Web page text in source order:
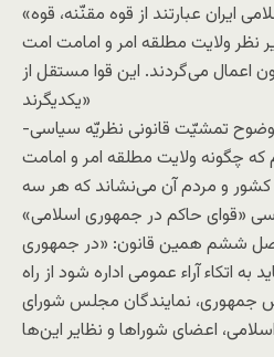
«قوای حاکم در جمهوری اسلامی ایران عبارتند از قوه مقنّنه، قوه
نظر ولایت مطلقه امر و امامت امت
اعمال می‌گردند. این قوا مستقل از
یکدیگرند»
وضوح تمشیّت قانونی نظریّه سیاسی-
چگونه ولایت مطلقه امر و امامت
کشور و مردم آن می‌نشاند که هر سه
قانون اساسی «قوای حاکم در جمهوری اسلامی»
ششم همین قانون: «در جمهوری
به اتکاء آراء عمومی اداره شود از راه
جمهوری، نمایندگان مجلس شورای